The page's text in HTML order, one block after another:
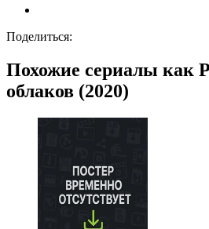
Поделиться:
Похожие сериалы как
облаков (2020)